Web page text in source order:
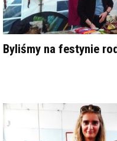
Byliśmy na festynie